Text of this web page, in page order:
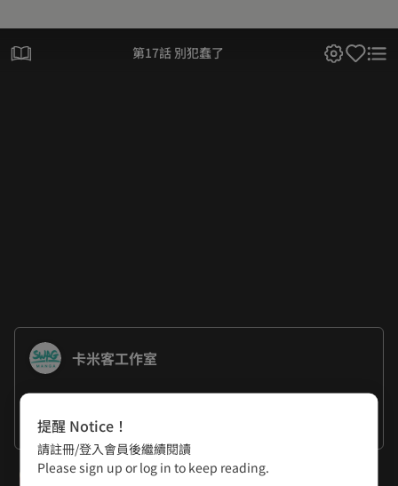
第17話 別犯蠢了
卡米客工作室
謝謝大家的閱讀。
下一話
提醒 Notice！
請註冊/登入會員後繼續閱讀
Please sign up or log in to keep reading.